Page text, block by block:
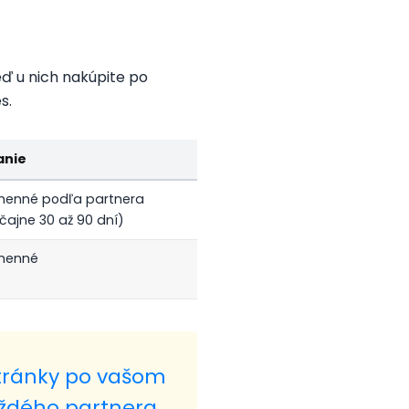
u nich nakúpite po
podľa partnera
30 až 90 dní)
po vašom